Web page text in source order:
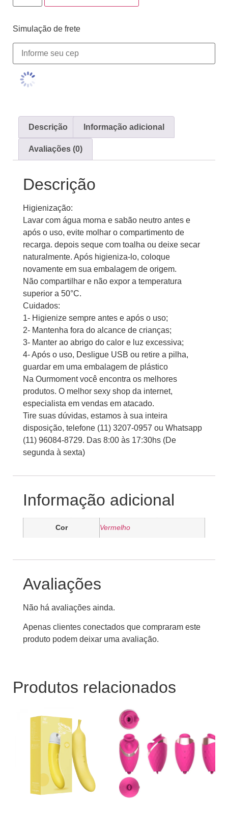
Simulação de frete
Descrição Informação adicional
Avaliações (0)
Descrição
Higienização:
Lavar com água morna e sabão neutro antes e
após o uso, evite molhar o compartimento de
recarga. depois seque com toalha ou deixe secar
naturalmente. Após higieniza-lo, coloque
novamente em sua embalagem de origem.
Não compartilhar e não expor a temperatura
superior a 50°C.
Cuidados:
1- Higienize sempre antes e após o uso;
2- Mantenha fora do alcance de crianças;
3- Manter ao abrigo do calor e luz excessiva;
4- Após o uso, Desligue USB ou retire a pilha,
guardar em uma embalagem de plástico
Na Ourmoment você encontra os melhores
produtos. O melhor sexy shop da internet,
especialista em vendas em atacado.
Tire suas dúvidas, estamos à sua inteira
disposição, telefone (11) 3207-0957 ou Whatsapp
(11) 96084-8729. Das 8:00 às 17:30hs (De
segunda à sexta)
Informação adicional
Cor Vermelho
Avaliações
Não há avaliações ainda.
Apenas clientes conectados que compraram este
produto podem deixar uma avaliação.
Produtos relacionados